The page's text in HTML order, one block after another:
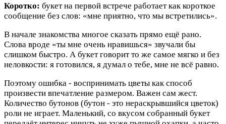
Коротко: букет на первой встрече работает как короткое
сообщение без слов: «мне приятно, что мы встретились».
В начале знакомства многое сказать прямо ещё рано.
Слова вроде «ты мне очень нравишься» звучали бы
слишком быстро. А букет говорит то же самое мягко и без
неловкости: я готовился, я думал о тебе, мне не всё равно.
Поэтому ошибка - воспринимать цветы как способ
произвести впечатление размером. Важен сам жест.
Количество бутонов (бутон - это нераскрывшийся цветок)
роли не играет. Маленький, со вкусом собранный букет